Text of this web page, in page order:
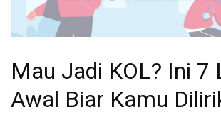
Mau Jadi KOL? Ini 7
Awal Biar Kamu